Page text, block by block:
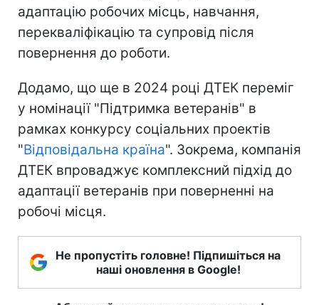
адаптацію робочих місць, навчання,
перекваліфікацію та супровід після
повернення до роботи.
Додамо, що ще в 2024 році ДТЕК переміг
у номінації "Підтримка ветеранів" в
рамках конкурсу соціальних проектів
"Відповідальна країна". Зокрема, компанія
ДТЕК впроваджує комплексний підхід до
адаптації ветеранів при поверненні на
робочі місця.
Не пропустіть головне! Підпишіться на
наші оновлення в Google!